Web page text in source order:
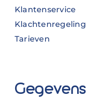
Klantenservice
Klachtenregeling
Tarieven
Gegevens